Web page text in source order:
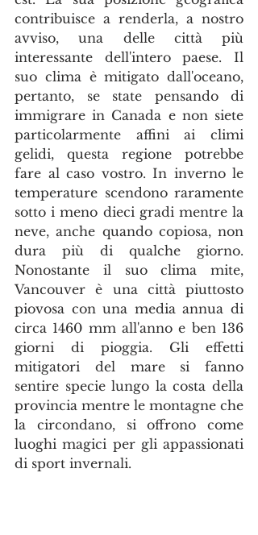
contribuisce a renderla, a nostro
avviso, una delle città più
interessante dell'intero paese. Il
suo clima è mitigato dall'oceano,
pertanto, se state pensando di
immigrare in Canada e non siete
particolarmente affini ai climi
gelidi, questa regione potrebbe
fare al caso vostro. In inverno le
temperature scendono raramente
sotto i meno dieci gradi mentre la
neve, anche quando copiosa, non
dura più di qualche giorno.
Nonostante il suo clima mite,
Vancouver è una città piuttosto
piovosa con una media annua di
circa 1460 mm all'anno e ben 136
giorni di pioggia. Gli effetti
mitigatori del mare si fanno
sentire specie lungo la costa della
provincia mentre le montagne che
la circondano, si offrono come
luoghi magici per gli appassionati
di sport invernali.